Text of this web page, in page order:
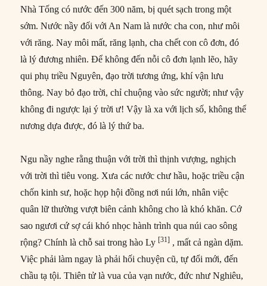
Nhà Tống có nước đến 300 năm, bị quét sạch trong một
sớm. Nước nầy đối với An Nam là nước cha con, như môi
với răng. Nay môi mất, răng lạnh, cha chết con cô đơn, đó
là lý đương nhiên. Để không đến nỗi cô đơn lạnh lẽo, hãy
qui phụ triều Nguyên, đạo trời tương ứng, khí vận lưu
thông. Nay bỏ đạo trời, chỉ chuộng vào sức người; như vậy
không đi ngược lại ý trời ư! Vậy là xa với lịch số, không thể
nương dựa được, đó là lý thứ ba.
Ngu nầy nghe rằng thuận với trời thì thịnh vượng, nghịch
với trời thì tiêu vong. Xưa các nước chư hầu, hoặc triều cận
chốn kinh sư, hoặc họp hội đồng nơi núi lớn, nhân việc
quân lữ thường vượt biên cảnh không cho là khó khăn. Cớ
sao ngươi cứ sợ cái khó nhọc hành trình qua núi cao sông
rộng? Chính là chỗ sai trong hào Ly[31] , mất cả ngàn dặm.
Việc phải làm ngay là phải hối chuyện cũ, tự đổi mới, đến
chầu tạ tội. Thiên tử là vua của vạn nước, đức như Nghiêu,